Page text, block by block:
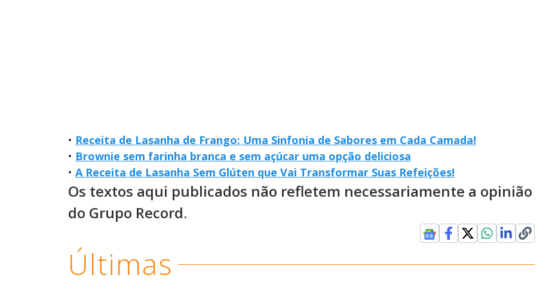
• Receita de Lasanha de Frango: Uma Sinfonia de Sabores em Cada Camada!
• Brownie sem farinha branca e sem açúcar uma opção deliciosa
• A Receita de Lasanha Sem Glúten que Vai Transformar Suas Refeições!
Os textos aqui publicados não refletem necessariamente a opinião
do Grupo Record.
Últimas